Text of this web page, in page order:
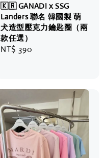
🇰🇷 GANADI x SSG
Landers 聯名 韓國製 萌
犬造型壓克力鑰匙圈（兩
款任選）
Regular
NT$ 390